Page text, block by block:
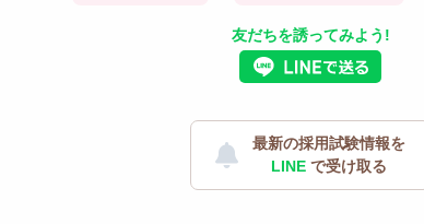
友だちを誘ってみよう!
最新の採用試験情報を
LINE で受け取る